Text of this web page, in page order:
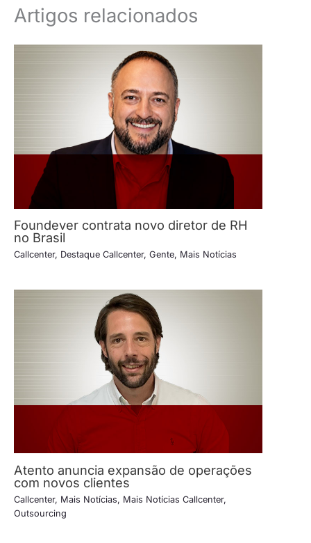
Artigos relacionados
Foundever contrata novo diretor de RH
no Brasil
Callcenter, Destaque Callcenter, Gente, Mais Notícias
Atento anuncia expansão de operações
com novos clientes
Callcenter, Mais Notícias, Mais Notícias Callcenter,
Outsourcing